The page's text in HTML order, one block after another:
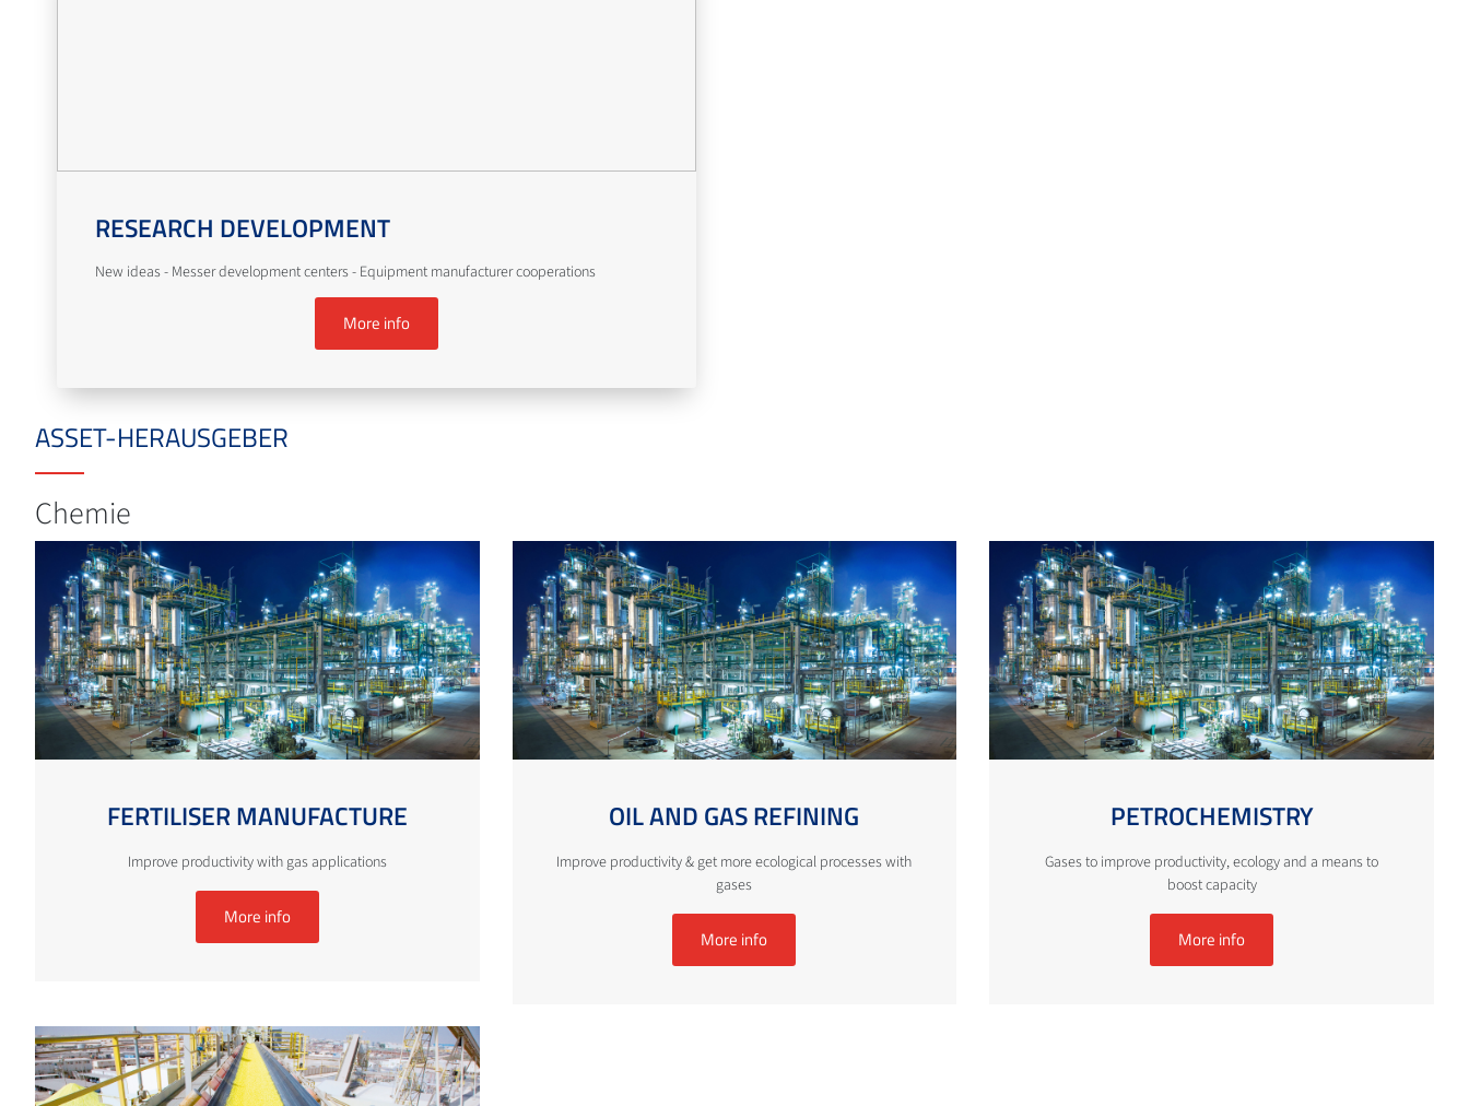
RESEARCH DEVELOPMENT
New ideas - Messer development centers - Equipment manufacturer cooperations
More info
ASSET-HERAUSGEBER
Chemie
FERTILISER MANUFACTURE
Improve productivity with gas applications
More info
OIL AND GAS REFINING
Improve productivity & get more ecological processes with
gases
More info
PETROCHEMISTRY
Gases to improve productivity, ecology and a means to
boost capacity
More info